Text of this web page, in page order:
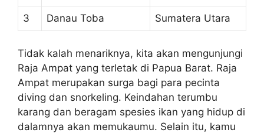
3 Danau Toba Sumatera Utara
Tidak kalah menariknya, kita akan mengunjungi
Raja Ampat yang terletak di Papua Barat. Raja
Ampat merupakan surga bagi para pecinta
diving dan snorkeling. Keindahan terumbu
karang dan beragam spesies ikan yang hidup di
dalamnya akan memukaumu. Selain itu, kamu